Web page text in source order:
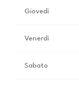
Giovedì
Venerdì
Sabato